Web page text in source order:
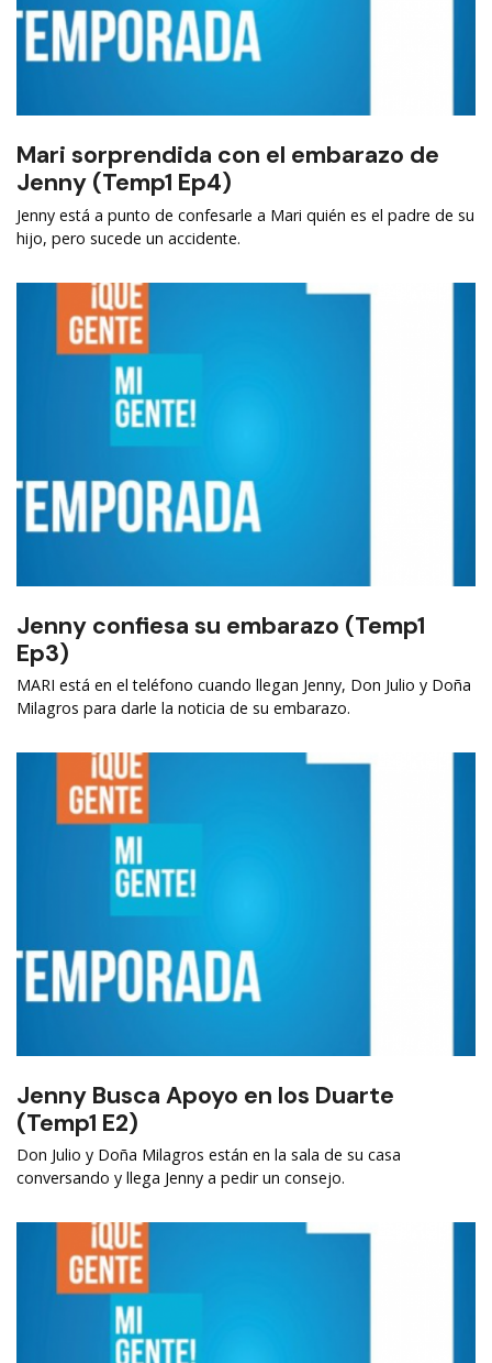
Mari sorprendida con el embarazo de
Jenny (Temp1 Ep4)
Jenny está a punto de confesarle a Mari quién es el padre de su
hijo, pero sucede un accidente.
Jenny confiesa su embarazo (Temp1
Ep3)
MARI está en el teléfono cuando llegan Jenny, Don Julio y Doña
Milagros para darle la noticia de su embarazo.
Jenny Busca Apoyo en los Duarte
(Temp1 E2)
Don Julio y Doña Milagros están en la sala de su casa
conversando y llega Jenny a pedir un consejo.